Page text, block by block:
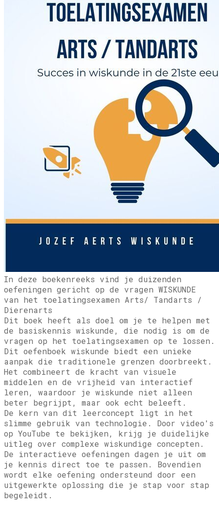
​In deze boekenreeks vind je duizenden
oefeningen gericht op de vragen WISKUNDE
van het toelatingsexamen Arts/ Tandarts /
Dierenarts
Dit boek heeft als doel om je te helpen met
de basiskennis wiskunde, die nodig is om de
vragen op het toelatingsexamen op te lossen.
Dit oefenboek wiskunde biedt een unieke
aanpak die traditionele grenzen doorbreekt.
Het combineert de kracht van visuele
middelen en de vrijheid van interactief
leren, waardoor je wiskunde niet alleen
beter begrijpt, maar ook echt beleeft.
De kern van dit leerconcept ligt in het
slimme gebruik van technologie. Door video's
op YouTube te bekijken, krijg je duidelijke
uitleg over complexe wiskundige concepten.
De interactieve oefeningen dagen je uit om
je kennis direct toe te passen. Bovendien
wordt elke oefening ondersteund door een
uitgewerkte oplossing die je stap voor stap
begeleidt.